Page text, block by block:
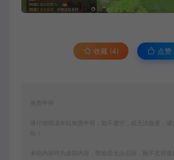
收藏 (4) 点赞
免责申明
请仔细阅读本站免责申明，如不遵守，或无法接受，请
本站内容均为虚拟内容，赞助后无法召回，顾不支持退